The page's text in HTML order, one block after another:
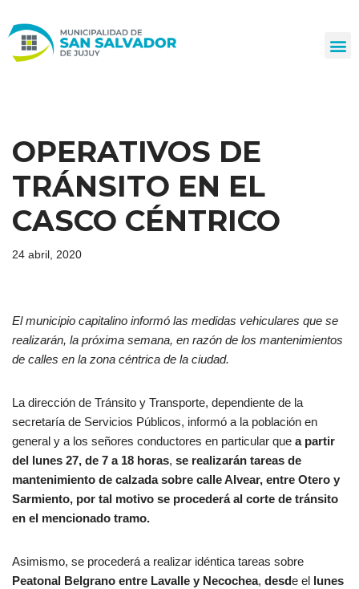
al
OPERATIVOS DE
TRÁNSITO EN EL
CASCO CÉNTRICO
24 abril, 2020
El municipio capitalino informó las medidas vehiculares que se
realizarán, la próxima semana, en razón de los mantenimientos
de calles en la zona céntrica de la ciudad.
La dirección de Tránsito y Transporte, dependiente de la
secretaría de Servicios Públicos, informó a la población en
general y a los señores conductores en particular que a partir
del lunes 27, de 7 a 18 horas, se realizarán tareas de
mantenimiento de calzada sobre calle Alvear, entre Otero y
Sarmiento, por tal motivo se procederá al corte de tránsito
en el mencionado tramo.
Asimismo, se procederá a realizar idéntica tareas sobre
Peatonal Belgrano entre Lavalle y Necochea, desde el lunes